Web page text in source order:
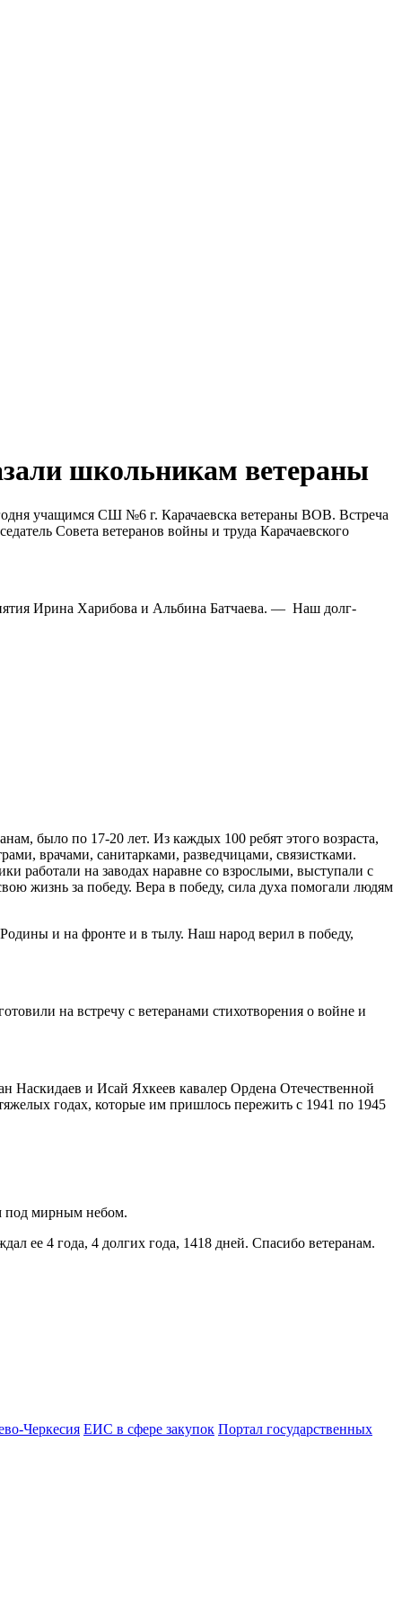
школьникам ветераны
учащимся СШ №6 г. Карачаевска ветераны ВОВ. Встреча
Совета ветеранов войны и труда Карачаевского
Ирина Харибова и Альбина Батчаева. — Наш долг-
было по 17-20 лет. Из каждых 100 ребят этого возраста,
врачами, санитарками, разведчицами, связистками.
работали на заводах наравне со взрослыми, выступали с
жизнь за победу. Вера в победу, сила духа помогали людям
и на фронте и в тылу. Наш народ верил в победу,
на встречу с ветеранами стихотворения о войне и
Наскидаев и Исай Яхкеев кавалер Ордена Отечественной
годах, которые им пришлось пережить с 1941 по 1945
под мирным небом.
ее 4 года, 4 долгих года, 1418 дней. Спасибо ветеранам.
Черкесия ЕИС в сфере закупок Портал государственных